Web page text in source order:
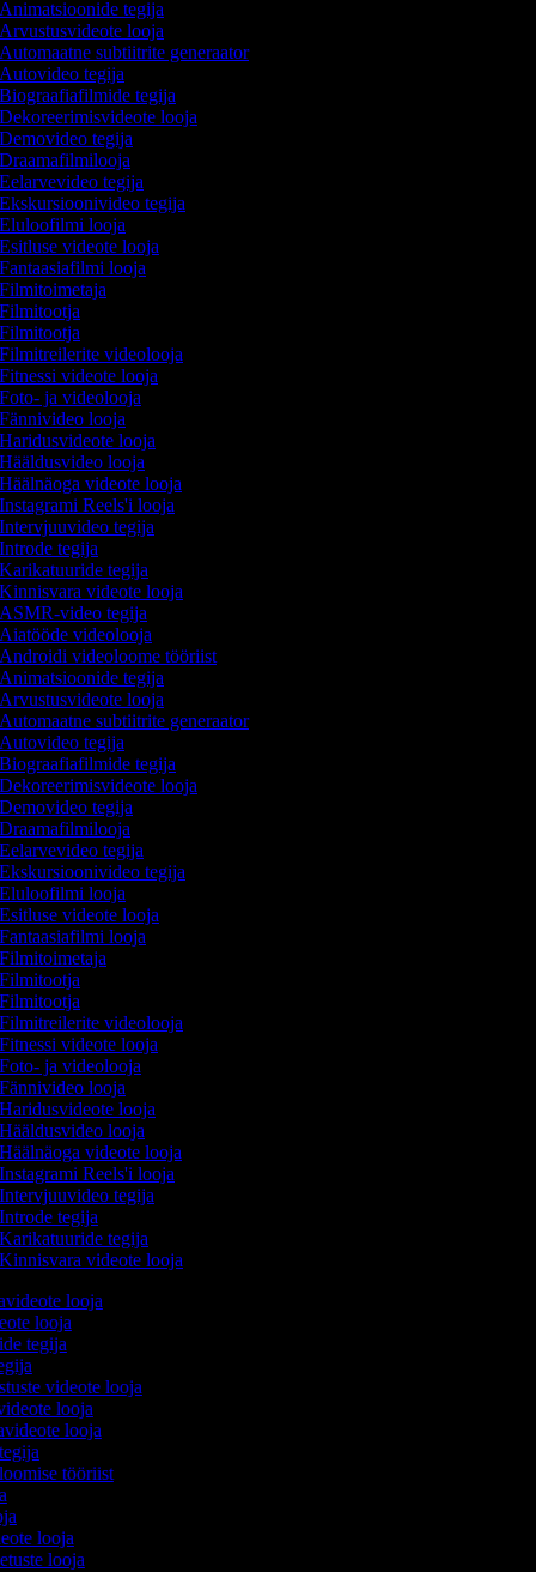
tegija
looja
subtiitrite generaator
tegija
tegija
looja
tegija
tegija
tegija
looja
videote looja
looja
videolooja
videote looja
ja videolooja
looja
looja
looja
videote looja
Reels'i looja
tegija
tegija
tegija
videote looja
video tegija
videolooja
videoloome tööriist
tegija
looja
subtiitrite generaator
tegija
tegija
looja
tegija
tegija
tegija
looja
videote looja
looja
videolooja
videote looja
ja videolooja
looja
looja
looja
videote looja
Reels'i looja
tegija
tegija
tegija
videote looja
looja
looja
tegija
videote looja
looja
looja
tööriist
looja
looja